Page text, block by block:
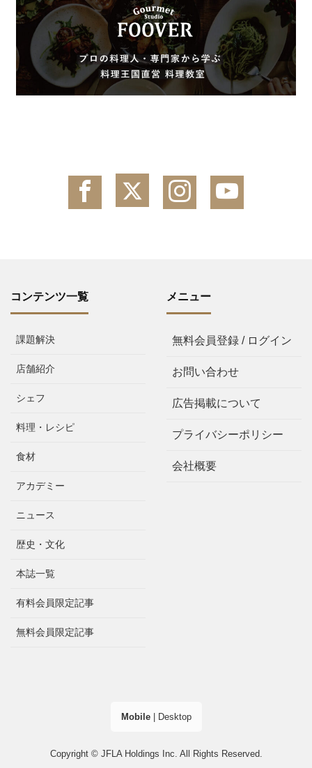
コンテンツ一覧
課題解決
店舗紹介
シェフ
料理・レシピ
食材
アカデミー
ニュース
歴史・文化
本誌一覧
有料会員限定記事
無料会員限定記事
メニュー
無料会員登録 / ログイン
お問い合わせ
広告掲載について
プライバシーポリシー
会社概要
Mobile| Desktop
Copyright © JFLA Holdings Inc. All Rights Reserved.